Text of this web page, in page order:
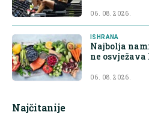
06. 08. 2026.
ISHRANA
Najbolja
ne osvježava
06. 08. 2026.
Najčitanije